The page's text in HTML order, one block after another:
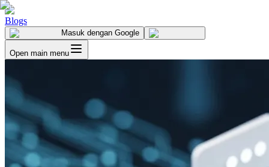
Blogs
Masuk dengan Google
Open main menu